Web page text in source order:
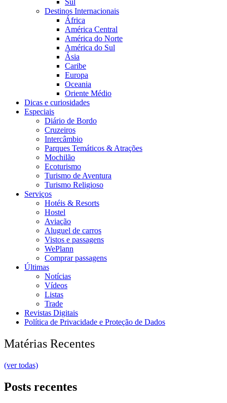
Sul
Destinos Internacionais
África
América Central
América do Norte
América do Sul
Ásia
Caribe
Europa
Oceania
Oriente Médio
Dicas e curiosidades
Especiais
Diário de Bordo
Cruzeiros
Intercâmbio
Parques Temáticos & Atrações
Mochilão
Ecoturismo
Turismo de Aventura
Turismo Religioso
Serviços
Hotéis & Resorts
Hostel
Aviação
Aluguel de carros
Vistos e passagens
WePlann
Comprar passagens
Últimas
Notícias
Vídeos
Listas
Trade
Revistas Digitais
Política de Privacidade e Proteção de Dados
Matérias Recentes
(ver todas)
Posts recentes